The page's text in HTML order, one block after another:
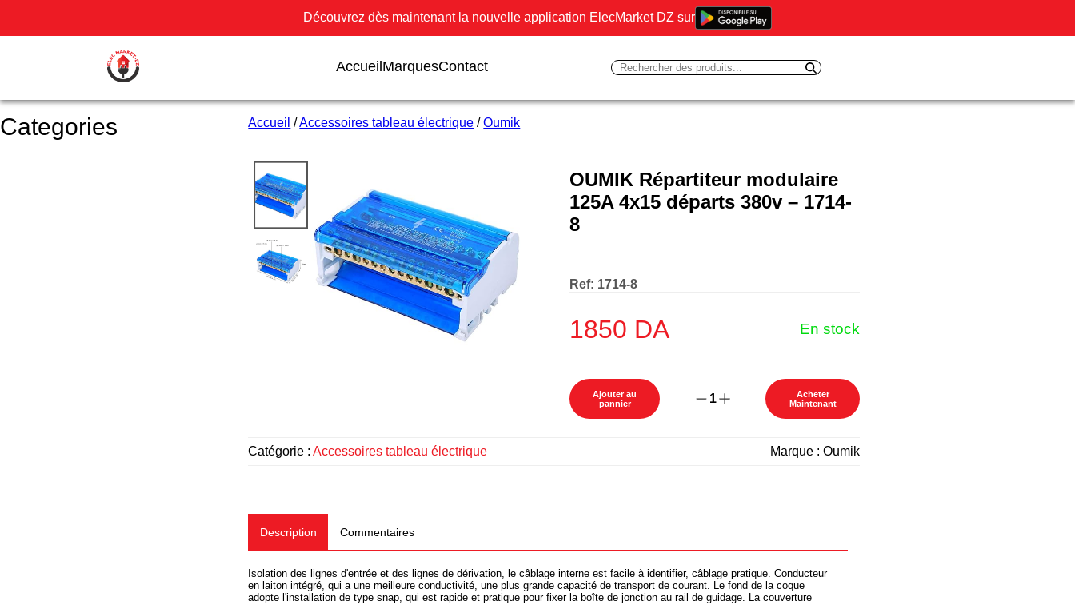
Découvrez dès maintenant la nouvelle application ElecMarket DZ sur
Accueil MarquesContact
Categories Accueil /Accessoires tableau électrique /Oumik
OUMIK Répartiteur modulaire
125A 4x15 départs 380v – 1714-
8
Ref: 1714-8
1850 DA En stock
Ajouter au
pannier
1
Acheter
Maintenant
Catégorie :Accessoires tableau électrique Marque :Oumik
Description Commentaires
Isolation des lignes d'entrée et des lignes de dérivation, le câblage interne est facile à identifier, câblage pratique. Conducteur
en laiton intégré, qui a une meilleure conductivité, une plus grande capacité de transport de courant. Le fond de la coque
adopte l'installation de type snap, qui est rapide et pratique pour fixer la boîte de jonction au rail de guidage. La couverture